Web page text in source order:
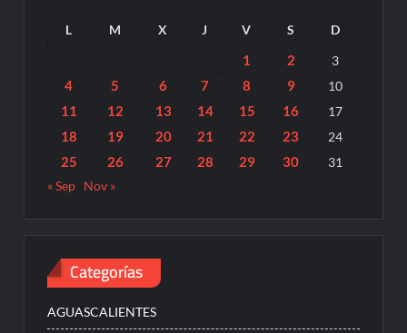
L M X J V S D
1 2 3
4 5 6 7 8 9 10
11 12 13 14 15 16 17
18 19 20 21 22 23 24
25 26 27 28 29 30
31
« Sep Nov »
Categorías
AGUASCALIENTES